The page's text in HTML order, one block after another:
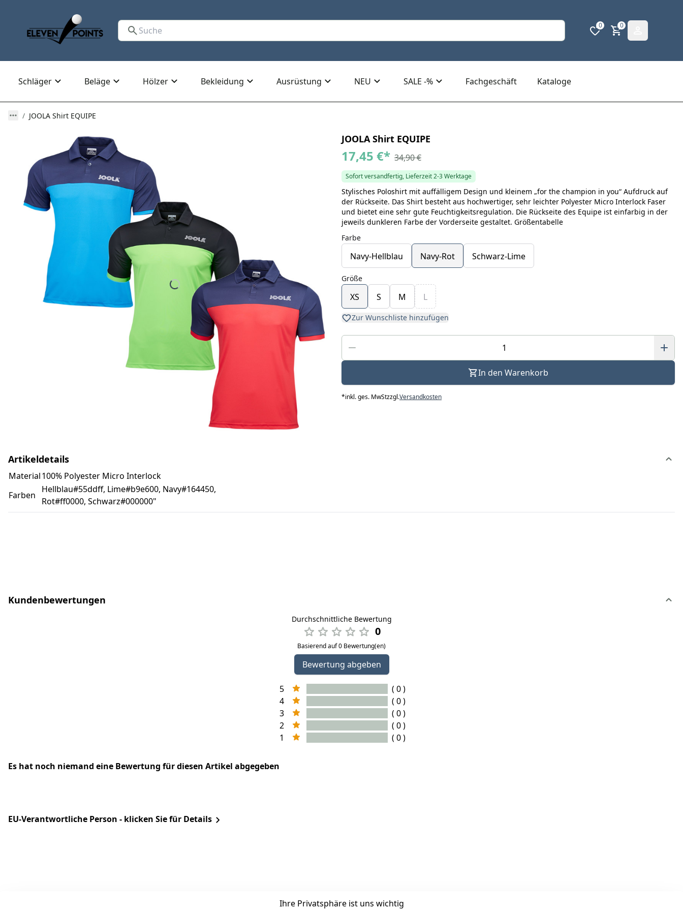
0 0
Schläger Beläge Hölzer Bekleidung Ausrüstung NEU SALE -% Fachgeschäft Kataloge
JOOLA Shirt EQUIPE
JOOLA Shirt EQUIPE
17,45 €* 34,90 €
Sofort versandfertig, Lieferzeit 2-3 Werktage
Stylisches Poloshirt mit auffälligem Design und kleinem „for the champion in you“ Aufdruck auf
der Rückseite. Das Shirt besteht aus hochwertiger, sehr leichter Polyester Micro Interlock Faser
und bietet eine sehr gute Feuchtigkeitsregulation. Die Rückseite des Equipe ist einfarbig in der
jeweils dunkleren Farbe der Vorderseite gestaltet. Größentabelle
Farbe
Navy-Hellblau Navy-Rot Schwarz-Lime
Größe
XS S M L
Zur Wunschliste hinzufügen
In den Warenkorb
*inkl. ges. MwStzzgl.Versandkosten
Artikeldetails
Material100% Polyester Micro Interlock
Farben
Hellblau#55ddff, Lime#b9e600, Navy#164450,
Rot#ff0000, Schwarz#000000"
Kundenbewertungen
Durchschnittliche Bewertung
0
Basierend auf 0 Bewertung(en)
Bewertung abgeben
5
( 0 )
4
( 0 )
3
( 0 )
2
( 0 )
1
( 0 )
Es hat noch niemand eine Bewertung für diesen Artikel abgegeben
EU-Verantwortliche Person - klicken Sie für Details
Ihre Privatsphäre ist uns wichtig